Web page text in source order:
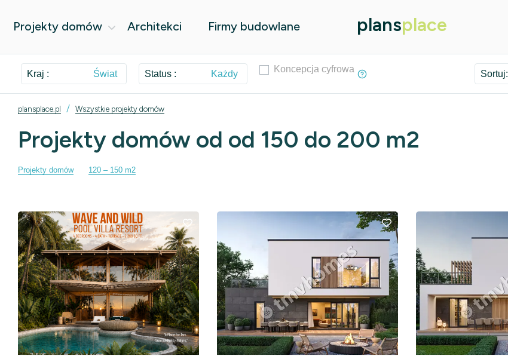
Projekty domów Architekci Firmy budowlane plansplace
Kraj : Świat Status : Każdy Koncepcja cyfrowa Sortuj:
plansplace.pl / Wszystkie projekty domów
Projekty domów od od 150 do 200 m2
Projekty domów 120 – 150 m2